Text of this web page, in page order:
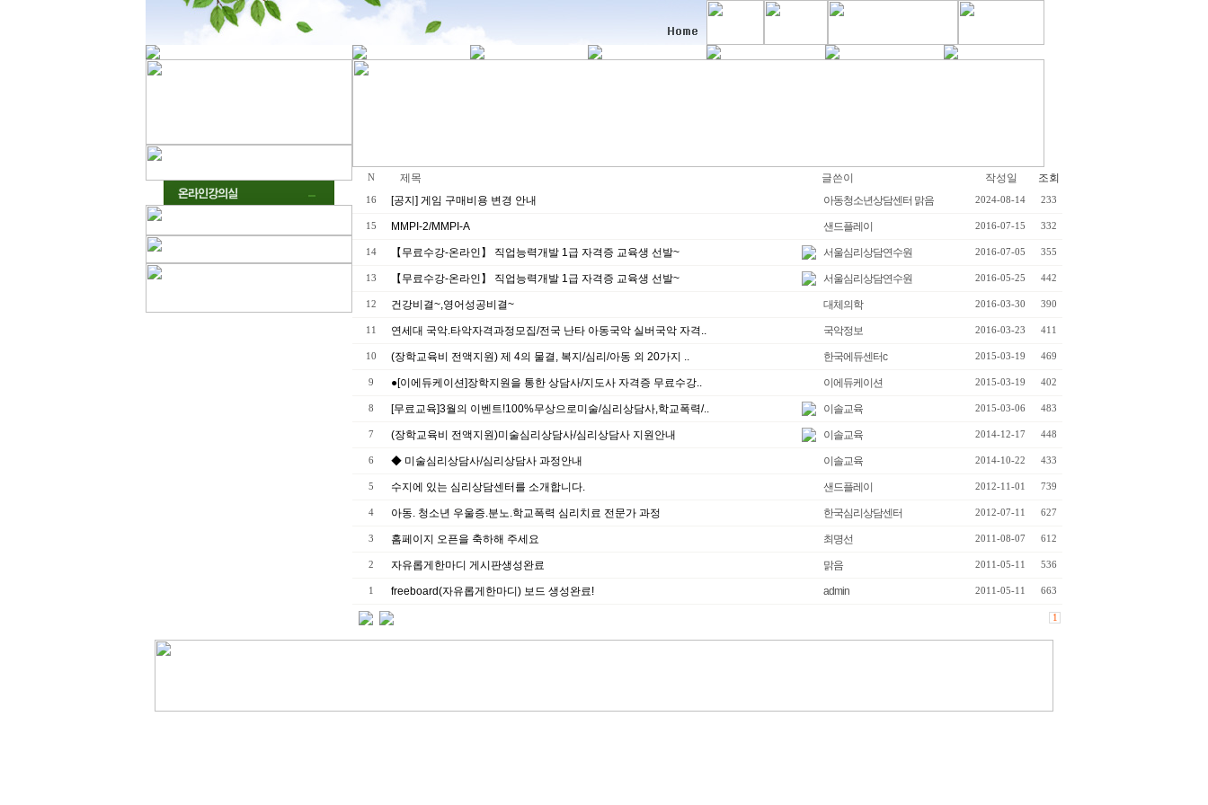
N 제목 글쓴이 작성일 조회
16 [공지] 게임 구매비용 변경 안내 아동청소년상담센터 맑음 2024-08-14 233
15 MMPI-2/MMPI-A 샌드플레이 2016-07-15 332
14 【무료수강-온라인】 직업능력개발 1급 자격증 교육생 선발~ 서울심리상담연수원 2016-07-05 355
13 【무료수강-온라인】 직업능력개발 1급 자격증 교육생 선발~ 서울심리상담연수원 2016-05-25 442
12 건강비결~,영어성공비결~ 대체의학 2016-03-30 390
11 연세대 국악.타악자격과정모집/전국 난타 아동국악 실버국악 자격.. 국악정보 2016-03-23 411
10 (장학교육비 전액지원) 제 4의 물결, 복지/심리/아동 외 20가지 .. 한국에듀센터c 2015-03-19 469
9 ●[이에듀케이션]장학지원을 통한 상담사/지도사 자격증 무료수강.. 이에듀케이션 2015-03-19 402
8 [무료교육]3월의 이벤트!100%무상으로미술/심리상담사,학교폭력/.. 이솔교육 2015-03-06 483
7 (장학교육비 전액지원)미술심리상담사/심리상담사 지원안내 이솔교육 2014-12-17 448
6 ◆ 미술심리상담사/심리상담사 과정안내 이솔교육 2014-10-22 433
5 수지에 있는 심리상담센터를 소개합니다. 샌드플레이 2012-11-01 739
4 아동. 청소년 우울증.분노.학교폭력 심리치료 전문가 과정 한국심리상담센터 2012-07-11 627
3 홈페이지 오픈을 축하해 주세요 최명선 2011-08-07 612
2 자유롭게한마디 게시판생성완료 맑음 2011-05-11 536
1 freeboard(자유롭게한마디) 보드 생성완료! admin 2011-05-11 663
1